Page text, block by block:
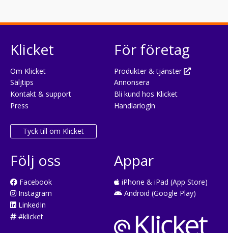
Klicket
Om Klicket
Säljtips
Kontakt & support
Press
Tyck till om Klicket
För företag
Produkter & tjänster
Annonsera
Bli kund hos Klicket
Handlarlogin
Följ oss
Facebook
Instagram
LinkedIn
#klicket
Appar
iPhone & iPad (App Store)
Android (Google Play)